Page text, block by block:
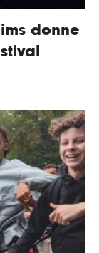
donne